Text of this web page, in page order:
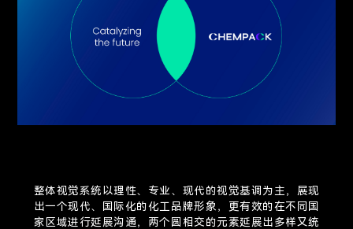
整体视觉系统以理性、专业、现代的视觉基调为主，展现
出一个现代、国际化的化工品牌形象，更有效的在不同国
家区域进行延展沟通，两个圆相交的元素延展出多样又统